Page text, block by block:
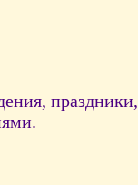
праздники,